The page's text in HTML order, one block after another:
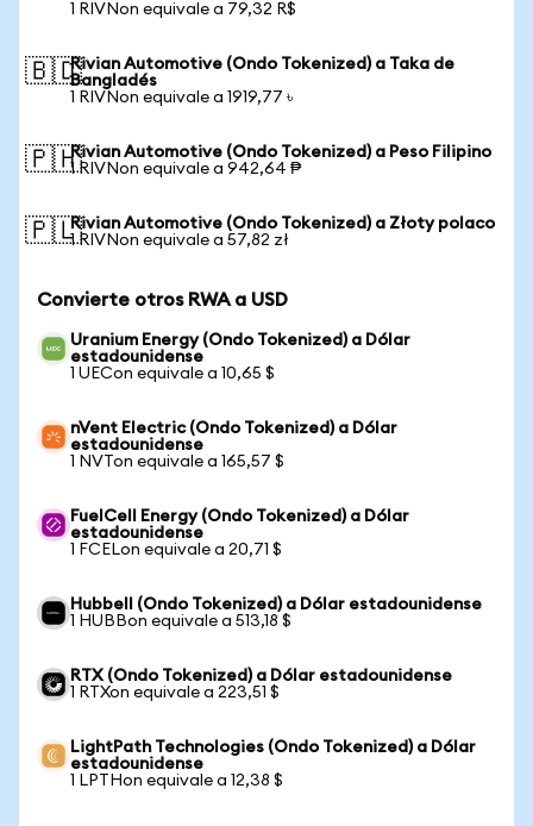
1 RIVNon equivale a 79,32 R$
🇧🇩Rivian Automotive (Ondo Tokenized) a Taka de
Bangladés
1 RIVNon equivale a 1919,77 ৳
🇵🇭Rivian Automotive (Ondo Tokenized) a Peso Filipino
1 RIVNon equivale a 942,64 ₱
🇵🇱Rivian Automotive (Ondo Tokenized) a Złoty polaco
1 RIVNon equivale a 57,82 zł
Convierte otros RWA a USD
Uranium Energy (Ondo Tokenized) a Dólar
estadounidense
1 UECon equivale a 10,65 $
nVent Electric (Ondo Tokenized) a Dólar
estadounidense
1 NVTon equivale a 165,57 $
FuelCell Energy (Ondo Tokenized) a Dólar
estadounidense
1 FCELon equivale a 20,71 $
Hubbell (Ondo Tokenized) a Dólar estadounidense
1 HUBBon equivale a 513,18 $
RTX (Ondo Tokenized) a Dólar estadounidense
1 RTXon equivale a 223,51 $
LightPath Technologies (Ondo Tokenized) a Dólar
estadounidense
1 LPTHon equivale a 12,38 $